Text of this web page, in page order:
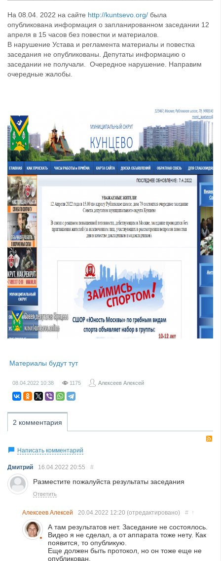
На 08.04. 2022 на сайте http://kuntsevo.org/ была
опубликована информация о запланированном заседании 12
апреля в 15 часов без повестки и материалов.
В нарушение Устава и регламента материалы и повестка
заседания не опубликованы. Депутаты информацию о
заседании не получали. Очередное нарушение. Направим
очередные жалобы.
Материалы будут тут
08.04.2022 10:38 1175 Алексеев Алексей
2 комментария
Написать комментарий
Дмитрий 16.04.2022 20:55 #
Разместите пожалуйста результаты заседания
Ответить
Алексеев Алексей 20.04.2022 12:20 (отредактировано) # ↑
А там результатов нет. Заседание не состоялось.
Видео я не сделал, а от аппарата тоже нету. Как
появится, то опубликую.
Еще должен быть протокол, но он тоже еще не
опубликован.